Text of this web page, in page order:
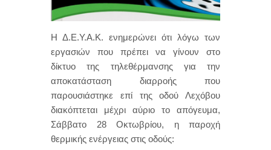
Η Δ.Ε.Υ.Α.Κ. ενημερώνει ότι λόγω των
εργασιών που πρέπει να γίνουν στο
δίκτυο της τηλεθέρμανσης για την
αποκατάσταση διαρροής που
παρουσιάστηκε επί της οδού Λεχόβου
διακόπτεται μέχρι αύριο το απόγευμα,
Σάββατο 28 Οκτωβρίου, η παροχή
θερμικής ενέργειας στις οδούς: